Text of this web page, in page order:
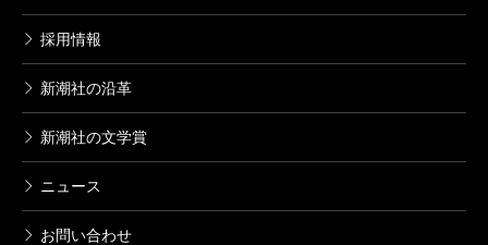
採用情報
新潮社の沿革
新潮社の文学賞
ニュース
お問い合わせ